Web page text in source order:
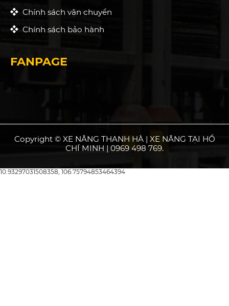
Chính sách vận chuyển
Chính sách bảo hành
FANPAGE
Copyright © XE NÂNG THANH HÀ | XE NÂNG TẠI HỒ
CHÍ MINH | 0969 498 769.
10.93297031508358, 106.75794853464394